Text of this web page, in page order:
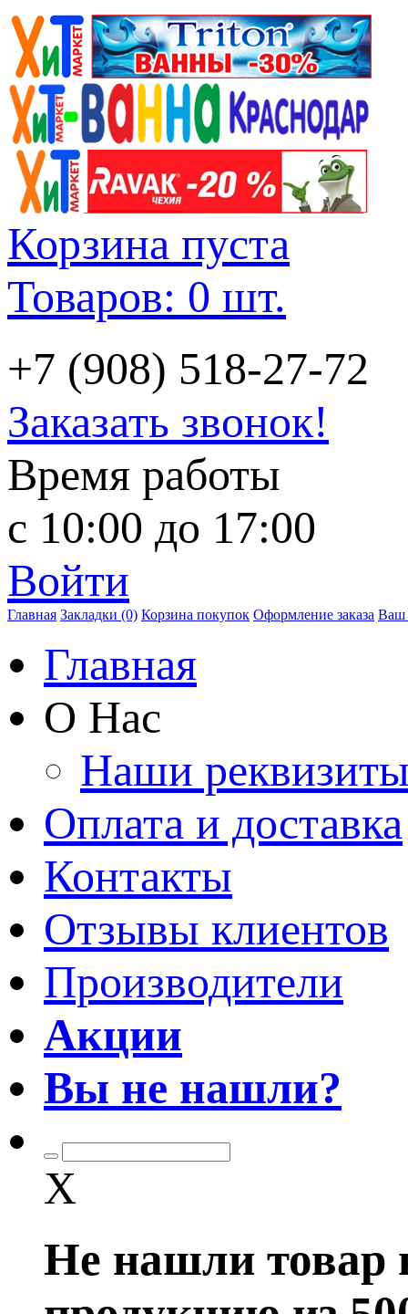
Корзина пуста
Товаров: 0 шт.
+7 (908) 518-27-72
Заказать звонок!
Время работы
с 10:00 до 17:00
Войти
Главная Закладки (0) Корзина покупок Оформление заказа Ваш
Главная
О Нас
Наши
Оплата и доставка
Контакты
Отзывы клиентов
Производители
Акции
Вы не нашли?
X
Не нашли товар